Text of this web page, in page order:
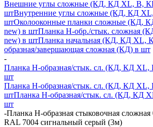
Внешние углы сложные (КД, КД XL, В,
штВнутренние углы сложные (КД, КД
штОколооконные планки сложные (КД,
new) в штПланка H-обр./стык. сложная
new) в штПланка начальная (КД, КД XL,
образная/завершающая сложная (КД) в шт
-
Планка H-образная/стык. сл. (КД, КД XL,
шт
Планка H-образная/стык. сл. (КД, КД XL,
штПланка H-образная/стык. сл. (КД, КД
шт
-Планка Н-образная стыковочная сложная
RAL 7004 сигнальный серый (3м)